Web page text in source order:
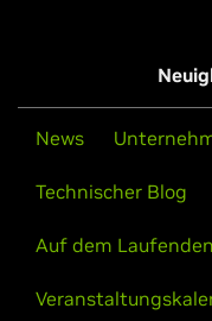
News
Technischer Blog
Auf dem